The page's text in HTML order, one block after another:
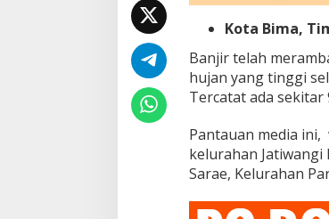
a
B
m
a
,
9
e
l
u
a
Kota Bima,
Banjir telah
hujan yang tinggi
Tercatat ada sekitar
Pantauan media
kelurahan Jatiwangi
Sarae, Kelurahan